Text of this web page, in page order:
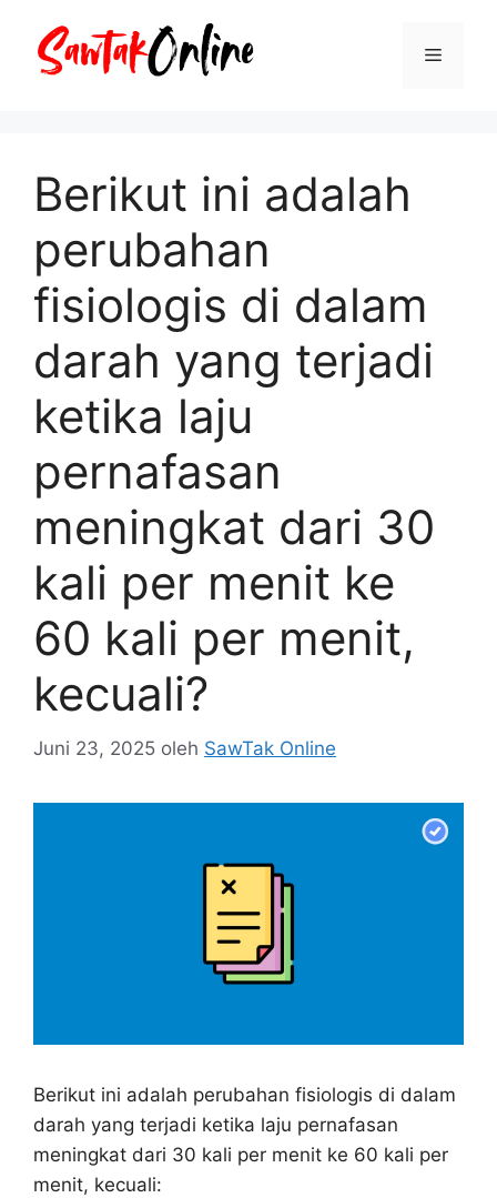
Menu
Berikut ini adalah
perubahan
fisiologis di dalam
darah yang terjadi
ketika laju
pernafasan
meningkat dari 30
kali per menit ke
60 kali per menit,
kecuali?
Juni 23, 2025 oleh SawTak Online
Berikut ini adalah perubahan fisiologis di dalam
darah yang terjadi ketika laju pernafasan
meningkat dari 30 kali per menit ke 60 kali per
menit, kecuali: